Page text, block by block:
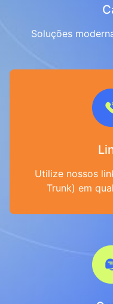
Utilize nossos
Trunk) em
Soluções